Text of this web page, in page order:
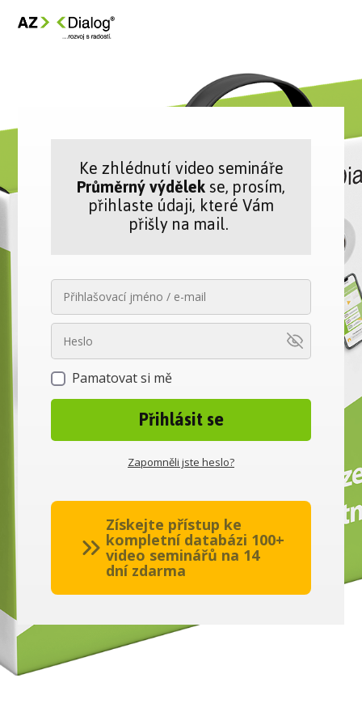
Ke zhlédnutí video semináře
Průměrný výdělekse, prosím,
přihlaste údaji, které Vám
přišly na mail.
Pamatovat si mě
Přihlásit se
Zapomněli jste heslo?
Získejte přístup ke
kompletní databázi 100+
video seminářů na 14
dní zdarma